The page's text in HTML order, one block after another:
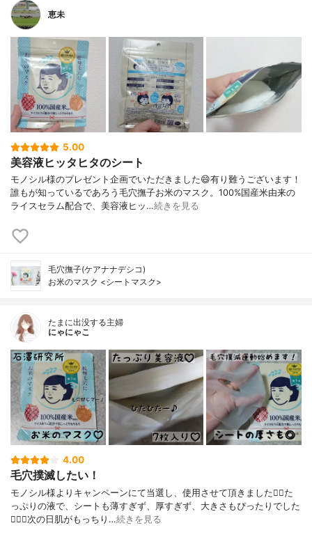
恵未
5.00
美容液ヒッタヒタのシート
モノシル様のプレゼント企画でいただきました😄有り難うございます！
誰もが知っているであろう毛穴撫子お米のマスク。100%国産米由来の
ライスセラム配合で、美容液ヒッ…続きを見る
毛穴撫子(ケアナナデシコ)
お米のマスク <シートマスク>
たまに出没する主婦
にゃにゃこ
4.00
毛穴撲滅したい！
モノシル様よりキャンペーンにて当選し、使用させて頂きました🙇‍♀️た
っぷりの液で、シートも薄すぎず、厚すぎず、大きさもぴったりでした
🙆🏻‍♀️次の日肌がもっちり…続きを見る